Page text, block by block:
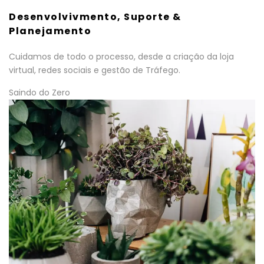
Desenvolvivmento, Suporte &
Planejamento
Cuidamos de todo o processo, desde a criação da loja
virtual, redes sociais e gestão de Tráfego.
Saindo do Zero